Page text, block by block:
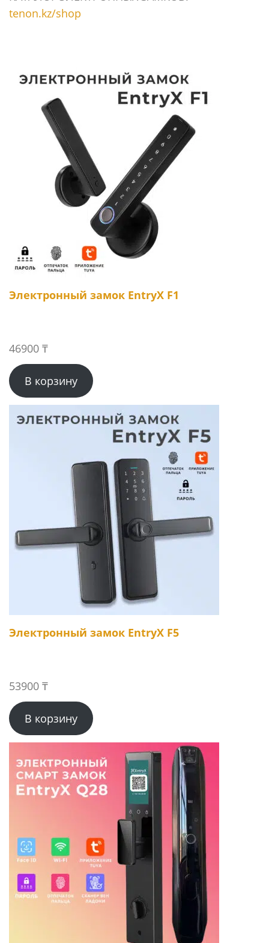
tenon.kz/shop
Электронный замок EntryX F1
46900 ₸
В корзину
Электронный замок EntryX F5
53900 ₸
В корзину